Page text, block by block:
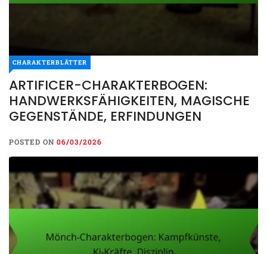
CHARAKTERBLÄTTER
ARTIFICER-CHARAKTERBOGEN:
HANDWERKSFÄHIGKEITEN, MAGISCHE
GEGENSTÄNDE, ERFINDUNGEN
POSTED ON 06/03/2026